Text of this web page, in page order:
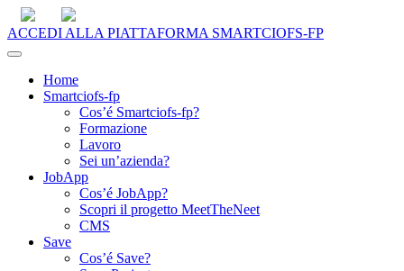
ACCEDI ALLA PIATTAFORMA SMARTCIOFS-FP
Menu
Home
Smartciofs-fp
Cos’é Smartciofs-fp?
Formazione
Lavoro
Sei un’azienda?
JobApp
Cos’é JobApp?
Scopri il progetto MeetTheNeet
CMS
Save
Cos’é Save?